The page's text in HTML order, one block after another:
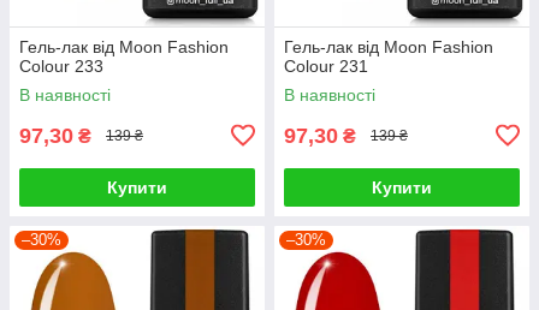
Гель-лак від Moon Fashion
Colour 233
В наявності
97,30 ₴ 139 ₴
Купити
Гель-лак від Moon Fashion
Colour 231
В наявності
97,30 ₴ 139 ₴
Купити
–30% –30%